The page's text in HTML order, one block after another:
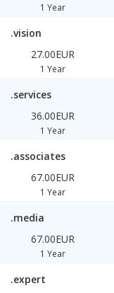
1 Year
.vision
27.00EUR
1 Year
.services
36.00EUR
1 Year
.associates
67.00EUR
1 Year
.media
67.00EUR
1 Year
.expert